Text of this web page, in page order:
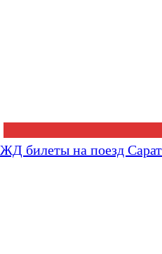
ЖД билеты на поезд